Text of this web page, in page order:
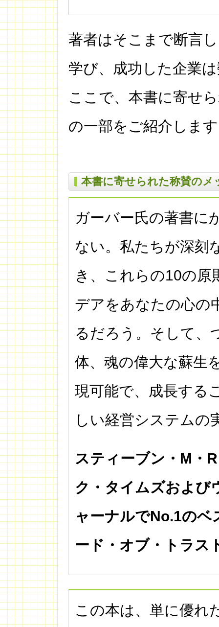
著者はそこまで断言
学び、成功した企業
ここで、本書に寄せ
の一部をご紹介しま
本書に寄せられた称賛のメ
ガーバー氏の著書に
ない。私たちが深刻
き、これらの10の原
デアをあなたの心の
るだろう。そして、
体、魂の偉大な蘇生
現可能で、成長する
しい経営システムの
スティーブン・M・
ク・タイムズおよび
ャーナルでNo.1の
ード・オブ・トラス
この本は、単に優れ